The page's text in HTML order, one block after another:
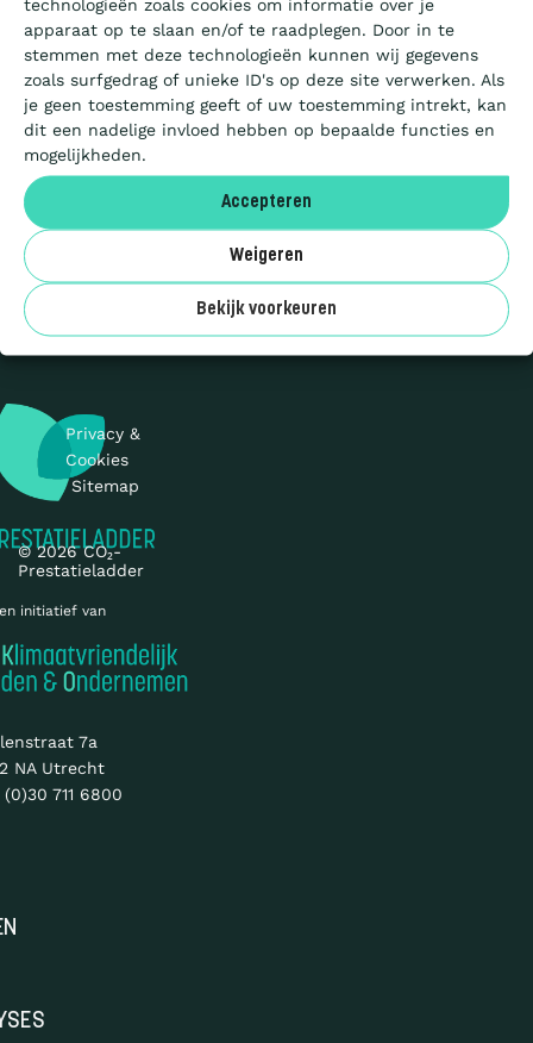
technologieën zoals cookies om informatie over je
apparaat op te slaan en/of te raadplegen. Door in te
stemmen met deze technologieën kunnen wij gegevens
zoals surfgedrag of unieke ID's op deze site verwerken. Als
je geen toestemming geeft of uw toestemming intrekt, kan
dit een nadelige invloed hebben op bepaalde functies en
mogelijkheden.
Accepteren
Weigeren
Bekijk voorkeuren
Hulpmiddel
Maatregellijst
2025
PDF
document
682.67
KB
67
pagina's
initiatief van
7a
NA Utrecht
(0)30 711 6800
© 2026 CO₂-
Prestatieladder
Privacy &
Cookies
Sitemap
Certificeren
Aanbesteden
Artikelen
Over ons